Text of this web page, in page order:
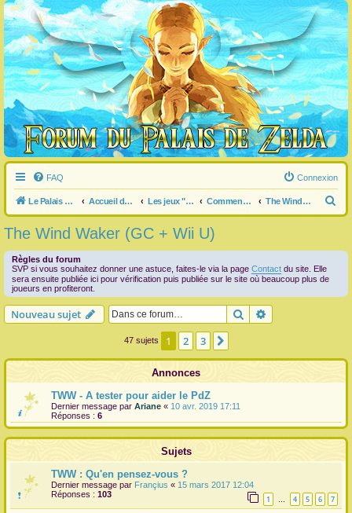
FAQ Connexion
Le Palais de Zelda Accueil du forum Les jeux "Legend of Zelda" Commentaire / question générale / info sur un jeu The Wind Waker (GC + Wii U)
e
The Wind Waker (GC + Wii U)
Règles du forum
SVP si vous souhaitez donner une astuce, faites-le via la page Contact du site. Elle
sera ensuite publiée ici pour vérification puis publiée sur le site où beaucoup plus de
joueurs en profiteront.
Nouveau sujet Rechercher
47 sujets 1 2 3
Annonces
TWW - A tester pour aider le PdZ
Dernier message par Ariane « 10 avr. 2019 17:11
Réponses : 6
Sujets
TWW : Qu'en pensez-vous ?
Dernier message par Françius « 15 mars 2017 12:04
Réponses : 103 1 … 4 5 6 7